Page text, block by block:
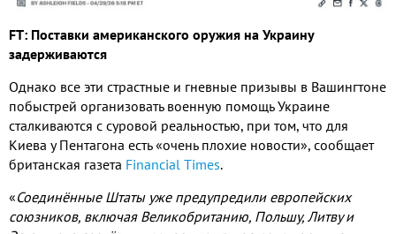
FT: Поставки американского оружия на Украину
задерживаются
Однако все эти страстные и гневные призывы в Вашингтоне
побыстрей организовать военную помощь Украине
сталкиваются с суровой реальностью, при том, что для
Киева у Пентагона есть «очень плохие новости», сообщает
британская газета Financial Times.
«Соединённые Штаты уже предупредили европейских
союзников, включая Великобританию, Польшу, Литву и